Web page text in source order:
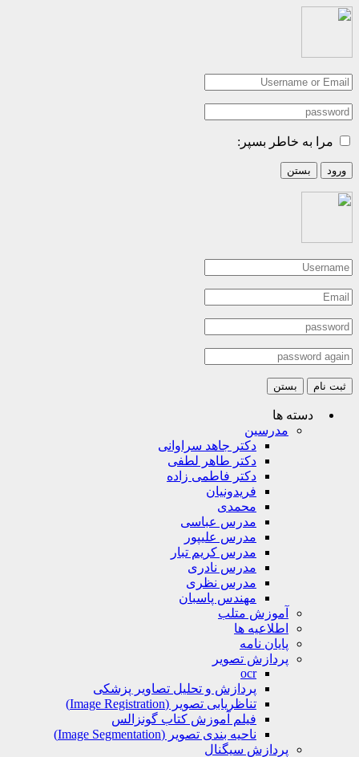
مرا به خاطر بسپر:
ورود بستن
ثبت نام بستن
دسته ها
مدرسین
دکتر جاهد سراوانی
دکتر طاهر لطفی
دکتر فاطمی زاده
فریدونیان
محمدی
مدرس عباسی
مدرس علیپور
مدرس کریم تبار
مدرس نادری
مدرس نظری
مهندس پاسبان
آموزش متلب
اطلاعیه ها
پایان نامه
پردازش تصویر
ocr
پردازش و تحلیل تصاویر پزشکی
تناظریابی تصویر (Image Registration)
فیلم آموزش کتاب گونزالس
ناحیه بندی تصویر (Image Segmentation)
پردازش سیگنال